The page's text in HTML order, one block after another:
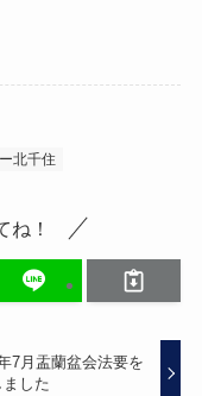
北千住
ね！
7月盂蘭盆会法要を
ました